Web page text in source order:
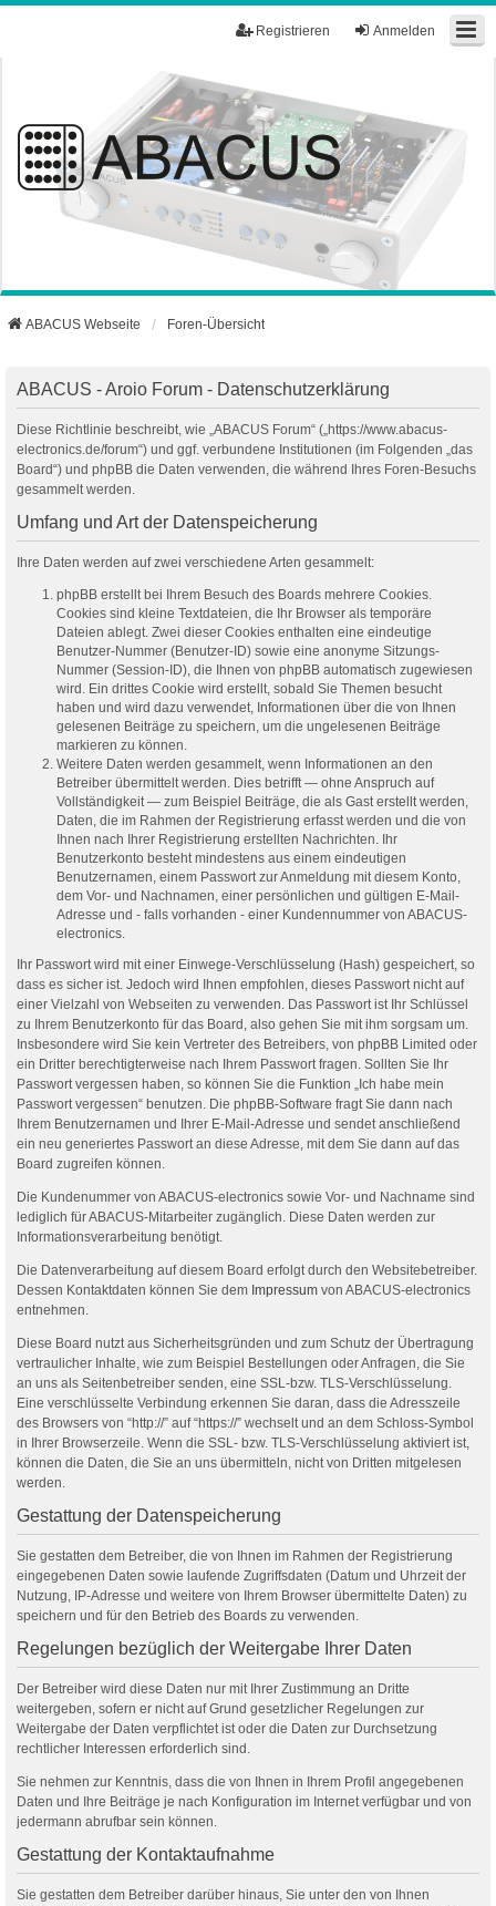
Anmelden
Registrieren
ABACUS Webseite Foren-Übersicht
ABACUS - Aroio Forum - Datenschutzerklärung
Diese Richtlinie beschreibt, wie „ABACUS Forum“ („https://www.abacus-
electronics.de/forum“) und ggf. verbundene Institutionen (im Folgenden „das
Board“) und phpBB die Daten verwenden, die während Ihres Foren-Besuchs
gesammelt werden.
Umfang und Art der Datenspeicherung
Ihre Daten werden auf zwei verschiedene Arten gesammelt:
phpBB erstellt bei Ihrem Besuch des Boards mehrere Cookies.
Cookies sind kleine Textdateien, die Ihr Browser als temporäre
Dateien ablegt. Zwei dieser Cookies enthalten eine eindeutige
Benutzer-Nummer (Benutzer-ID) sowie eine anonyme Sitzungs-
Nummer (Session-ID), die Ihnen von phpBB automatisch zugewiesen
wird. Ein drittes Cookie wird erstellt, sobald Sie Themen besucht
haben und wird dazu verwendet, Informationen über die von Ihnen
gelesenen Beiträge zu speichern, um die ungelesenen Beiträge
markieren zu können.
Weitere Daten werden gesammelt, wenn Informationen an den
Betreiber übermittelt werden. Dies betrifft — ohne Anspruch auf
Vollständigkeit — zum Beispiel Beiträge, die als Gast erstellt werden,
Daten, die im Rahmen der Registrierung erfasst werden und die von
Ihnen nach Ihrer Registrierung erstellten Nachrichten. Ihr
Benutzerkonto besteht mindestens aus einem eindeutigen
Benutzernamen, einem Passwort zur Anmeldung mit diesem Konto,
dem Vor- und Nachnamen, einer persönlichen und gültigen E-Mail-
Adresse und - falls vorhanden - einer Kundennummer von ABACUS-
electronics.
Ihr Passwort wird mit einer Einwege-Verschlüsselung (Hash) gespeichert, so
dass es sicher ist. Jedoch wird Ihnen empfohlen, dieses Passwort nicht auf
einer Vielzahl von Webseiten zu verwenden. Das Passwort ist Ihr Schlüssel
zu Ihrem Benutzerkonto für das Board, also gehen Sie mit ihm sorgsam um.
Insbesondere wird Sie kein Vertreter des Betreibers, von phpBB Limited oder
ein Dritter berechtigterweise nach Ihrem Passwort fragen. Sollten Sie Ihr
Passwort vergessen haben, so können Sie die Funktion „Ich habe mein
Passwort vergessen“ benutzen. Die phpBB-Software fragt Sie dann nach
Ihrem Benutzernamen und Ihrer E-Mail-Adresse und sendet anschließend
ein neu generiertes Passwort an diese Adresse, mit dem Sie dann auf das
Board zugreifen können.
Die Kundenummer von ABACUS-electronics sowie Vor- und Nachname sind
lediglich für ABACUS-Mitarbeiter zugänglich. Diese Daten werden zur
Informationsverarbeitung benötigt.
Die Datenverarbeitung auf diesem Board erfolgt durch den Websitebetreiber.
Dessen Kontaktdaten können Sie dem Impressum von ABACUS-electronics
entnehmen.
Diese Board nutzt aus Sicherheitsgründen und zum Schutz der Übertragung
vertraulicher Inhalte, wie zum Beispiel Bestellungen oder Anfragen, die Sie
an uns als Seitenbetreiber senden, eine SSL-bzw. TLS-Verschlüsselung.
Eine verschlüsselte Verbindung erkennen Sie daran, dass die Adresszeile
des Browsers von “http://” auf “https://” wechselt und an dem Schloss-Symbol
in Ihrer Browserzeile. Wenn die SSL- bzw. TLS-Verschlüsselung aktiviert ist,
können die Daten, die Sie an uns übermitteln, nicht von Dritten mitgelesen
werden.
Gestattung der Datenspeicherung
Sie gestatten dem Betreiber, die von Ihnen im Rahmen der Registrierung
eingegebenen Daten sowie laufende Zugriffsdaten (Datum und Uhrzeit der
Nutzung, IP-Adresse und weitere von Ihrem Browser übermittelte Daten) zu
speichern und für den Betrieb des Boards zu verwenden.
Regelungen bezüglich der Weitergabe Ihrer Daten
Der Betreiber wird diese Daten nur mit Ihrer Zustimmung an Dritte
weitergeben, sofern er nicht auf Grund gesetzlicher Regelungen zur
Weitergabe der Daten verpflichtet ist oder die Daten zur Durchsetzung
rechtlicher Interessen erforderlich sind.
Sie nehmen zur Kenntnis, dass die von Ihnen in Ihrem Profil angegebenen
Daten und Ihre Beiträge je nach Konfiguration im Internet verfügbar und von
jedermann abrufbar sein können.
Gestattung der Kontaktaufnahme
Sie gestatten dem Betreiber darüber hinaus, Sie unter den von Ihnen